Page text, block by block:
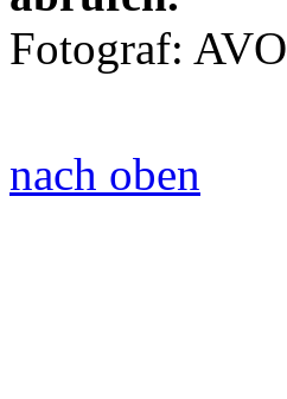
Fotograf: AVO
nach oben